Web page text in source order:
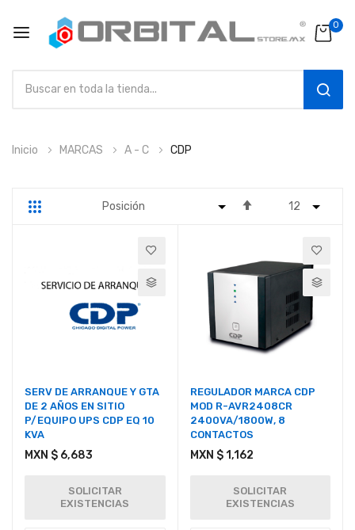
0
alInicio MARCAS A - C CDP
Parrilla
SERV DE ARRANQUE Y GTA
DE 2 AÑOS EN SITIO
P/EQUIPO UPS CDP EQ 10
KVA
MXN $ 6,683
SOLICITAR
EXISTENCIAS
REGULADOR MARCA CDP
MOD R-AVR2408CR
2400VA/1800W, 8
CONTACTOS
MXN $ 1,162
SOLICITAR
EXISTENCIAS